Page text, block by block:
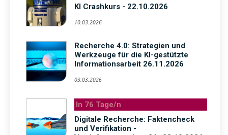
KI Crashkurs - 22.10.2026
10.03.2026
Recherche 4.0: Strategien und
Werkzeuge für die KI-gestützte
Informationsarbeit 26.11.2026
03.03.2026
In 76 Tage/n
Digitale Recherche: Faktencheck
und Verifikation -